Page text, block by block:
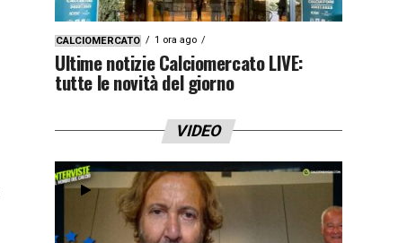
CALCIOMERCATO 1 ora ago
Ultime notizie Calciomercato LIVE:
tutte le novità del giorno
VIDEO